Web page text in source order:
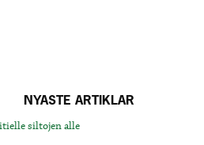
NYASTE ARTIKLAR
siltojen alle